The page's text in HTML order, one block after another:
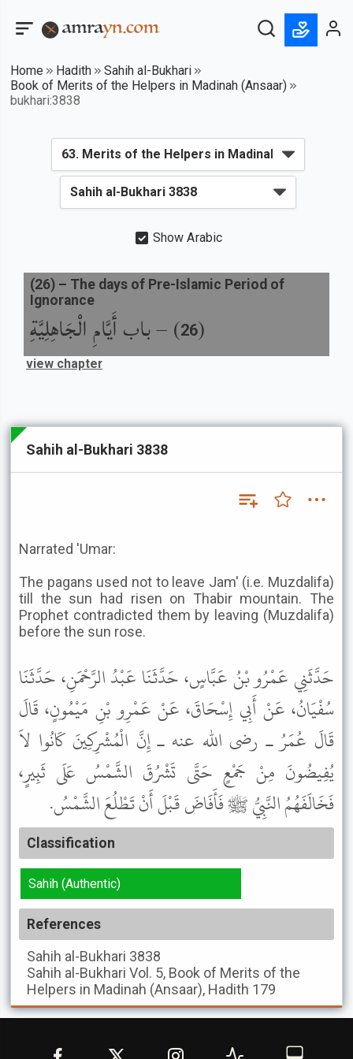
Home Hadith
Sahih al-Bukhari
Book of Merits of the Helpers in Madinah (Ansaar)
bukhari:3838
Show Arabic
(
26
) –باب أَيَّامِ الْجَاهِلِيَّةِ
(26) – The days of Pre-Islamic Period of
Ignorance
view chapter
Sahih al-Bukhari 3838
Narrated 'Umar:
The pagans used not to leave Jam' (i.e. Muzdalifa)
till the sun had risen on Thabir mountain. The
Prophet contradicted them by leaving (Muzdalifa)
before the sun rose.
حَدَّثَنِي عَمْرُو بْنُ عَبَّاسٍ، حَدَّثَنَا عَبْدُ الرَّحْمَنِ، حَدَّثَنَا
سُفْيَانُ، عَنْ أَبِي إِسْحَاقَ، عَنْ عَمْرِو بْنِ مَيْمُونٍ، قَالَ
قَالَ عُمَرُ ـ رضى الله عنه ـ إِنَّ الْمُشْرِكِينَ كَانُوا لاَ
يُفِيضُونَ مِنْ جَمْعٍ حَتَّى تَشْرُقَ الشَّمْسُ عَلَى ثَبِيرٍ،
فَخَالَفَهُمُ النَّبِيُّ ﷺ فَأَفَاضَ قَبْلَ أَنْ تَطْلُعَ الشَّمْسُ.
Classification
Sahih (Authentic)
References
Sahih al-Bukhari 3838
Sahih al-Bukhari Vol. 5, Book of Merits of the
Helpers in Madinah (Ansaar), Hadith 179